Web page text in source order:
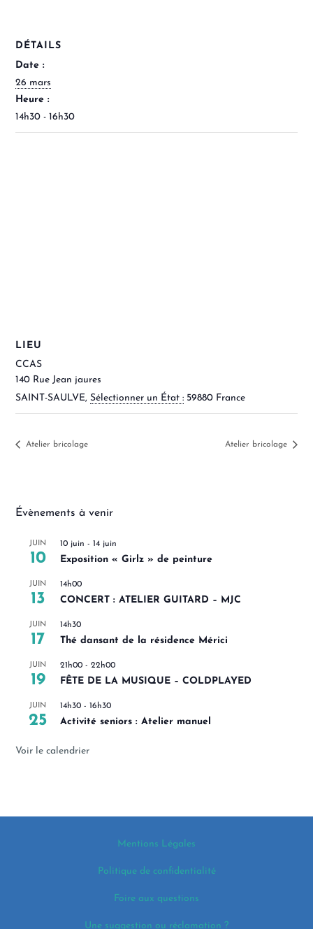
DÉTAILS
Date :
26 mars
Heure :
14h30 - 16h30
LIEU
CCAS
140 Rue Jean jaures
SAINT-SAULVE, Sélectionner un État : 59880 France
Atelier bricolage Atelier bricolage
Évènements à venir
JUIN
10
10 juin -14 juin
Exposition « Girlz » de peinture
JUIN
13
14h00
CONCERT : ATELIER GUITARD – MJC
JUIN
17
14h30
Thé dansant de la résidence Mérici
JUIN
19
21h00 -22h00
FÊTE DE LA MUSIQUE – COLDPLAYED
JUIN
25
14h30 -16h30
Activité seniors : Atelier manuel
Voir le calendrier
Mentions Légales
Politique de confidentialité
Foire aux questions
Une suggestion ou réclamation ?